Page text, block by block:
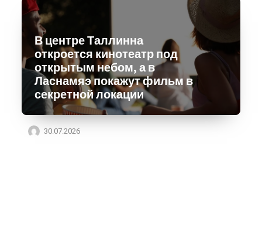
В центре Таллинна
откроется кинотеатр под
открытым небом, а в
Ласнамяэ покажут фильм в
секретной локации
30.07.2026